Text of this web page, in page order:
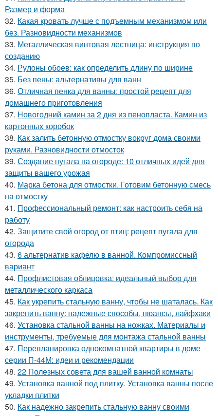
Размер и форма
32. Какая кровать лучше с подъемным механизмом или
без. Разновидности механизмов
33. Металлическая винтовая лестница: инструкция по
созданию
34. Рулоны обоев: как определить длину по ширине
35. Без пены: альтернативы для ванн
36. Отличная пенка для ванны: простой рецепт для
домашнего приготовления
37. Новогодний камин за 2 дня из пенопласта. Камин из
картонных коробок
38. Как залить бетонную отмостку вокруг дома своими
руками. Разновидности отмосток
39. Создание пугала на огороде: 10 отличных идей для
защиты вашего урожая
40. Марка бетона для отмостки. Готовим бетонную смесь
на отмостку
41. Профессиональный ремонт: как настроить себя на
работу
42. Защитите свой огород от птиц: рецепт пугала для
огорода
43. 6 альтернатив кафелю в ванной. Компромиссный
вариант
44. Профлистовая облицовка: идеальный выбор для
металлического каркаса
45. Как укрепить стальную ванну, чтобы не шаталась. Как
закрепить ванну: надежные способы, нюансы, лайфхаки
46. Установка стальной ванны на ножках. Материалы и
инструменты, требуемые для монтажа стальной ванны
47. Перепланировка однокомнатной квартиры в доме
серии П-44М: идеи и рекомендации
48. 22 Полезных совета для вашей ванной комнаты
49. Установка ванной под плитку. Установка ванны после
укладки плитки
50. Как надежно закрепить стальную ванну своими